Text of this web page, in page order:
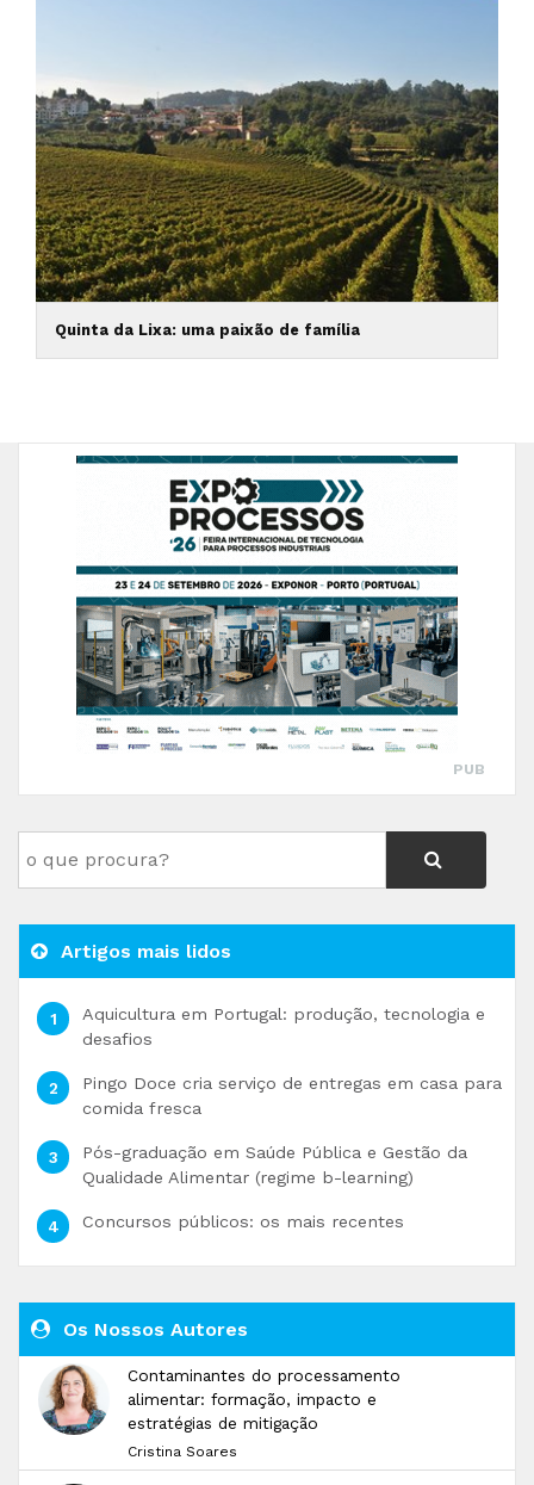
Quinta da Lixa: uma paixão de família
PUB
Artigos mais lidos
Aquicultura em Portugal: produção, tecnologia e
desafios
Pingo Doce cria serviço de entregas em casa para
comida fresca
Pós-graduação em Saúde Pública e Gestão da
Qualidade Alimentar (regime b-learning)
Concursos públicos: os mais recentes
Os Nossos Autores
Contaminantes do processamento
alimentar: formação, impacto e
estratégias de mitigação
Cristina Soares